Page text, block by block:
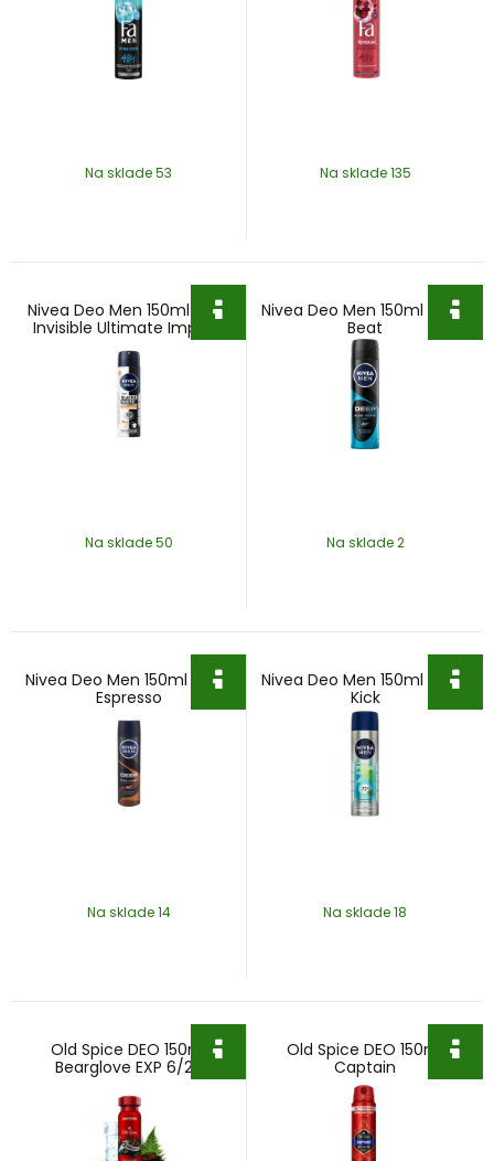
Na sklade 53 Na sklade 135
Nivea Deo Men 150ml B&W
Invisible Ultimate Impact
Na sklade 50
Nivea Deo Men 150ml Deep
Beat
Na sklade 2
Nivea Deo Men 150ml Deep
Espresso
Na sklade 14
Nivea Deo Men 150ml Fresh
Kick
Na sklade 18
Old Spice DEO 150ml
Bearglove EXP 6/27
Old Spice DEO 150ml
Captain